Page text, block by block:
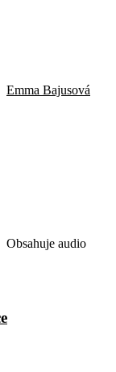
Emma Bajusová
Obsahuje audio